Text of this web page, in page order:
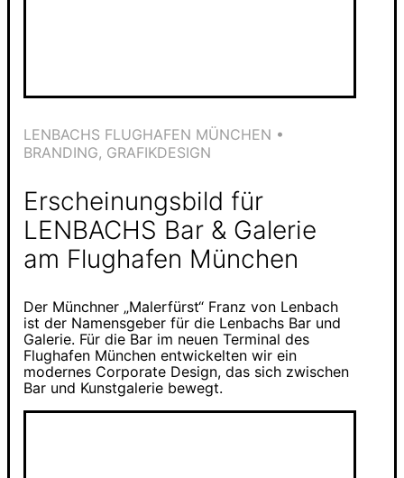
LENBACHS FLUGHAFEN MÜNCHEN •
BRANDING, GRAFIKDESIGN
Erscheinungsbild für
LENBACHS Bar & Galerie
am Flughafen München
Der Münchner „Malerfürst“ Franz von Lenbach
ist der Namensgeber für die Lenbachs Bar und
Galerie. Für die Bar im neuen Terminal des
Flughafen München entwickelten wir ein
modernes Corporate Design, das sich zwischen
Bar und Kunstgalerie bewegt.